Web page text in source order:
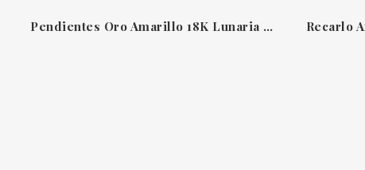
Pendientes Oro Amarillo 18K Lunaria Marco Bicego